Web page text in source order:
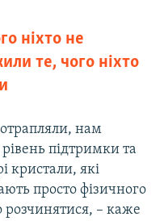
ніхто не
те, чого ніхто
нам
підтримки та
кристали, які
просто фізичного
розчинятися, – каже